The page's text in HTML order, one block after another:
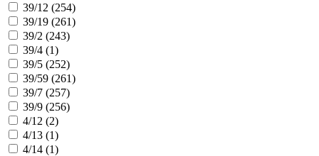
39/12 (254)
39/19 (261)
39/2 (243)
39/4 (1)
39/5 (252)
39/59 (261)
39/7 (257)
39/9 (256)
4/12 (2)
4/13 (1)
4/14 (1)